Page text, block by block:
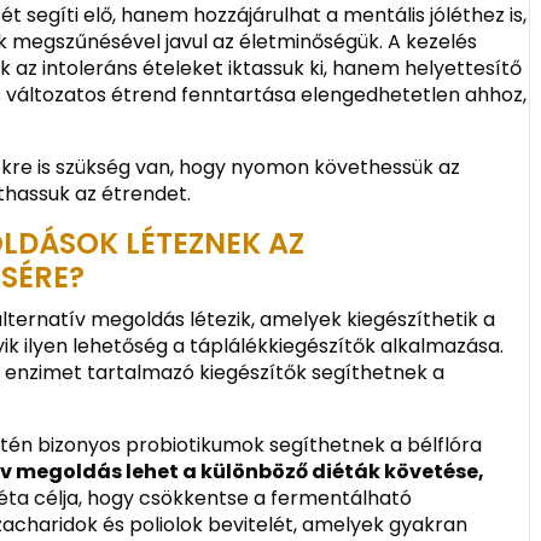
segíti elő, hanem hozzájárulhat a mentális jóléthez is,
javul az életminőségük. A kezelés
az intoleráns ételeket iktassuk ki, hanem helyettesítő
változatos étrend fenntartása elengedhetetlen ahhoz,
is szükség van, hogy nyomon követhessük az
az étrendet.
LÉTEZNEK AZ
megoldás létezik, amelyek kiegészíthetik a
ilyen lehetőség a táplálékkiegészítők alkalmazása.
tartalmazó kiegészítők segíthetnek a
bizonyos probiotikumok segíthetnek a bélflóra
megoldás lehet a különböző diéták követése,
célja, hogy csökkentse a fermentálható
és poliolok bevitelét, amelyek gyakran